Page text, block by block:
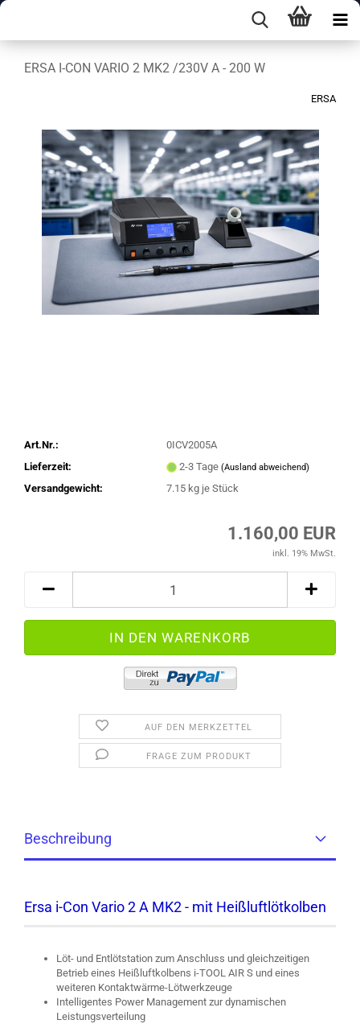
ERSA I-CON VARIO 2 MK2 /230V A - 200 W
ERSA
Art.Nr.:
0ICV2005A
Lieferzeit:
2-3 Tage (Ausland abweichend)
Versandgewicht: 7.15kg je Stück
1.160,00 EUR
inkl. 19% MwSt.
AUF DEN MERKZETTEL
FRAGE ZUM PRODUKT
Beschreibung
Ersa i-Con Vario 2 A MK2 - mit Heißluftlötkolben
Löt- und Entlötstation zum Anschluss und gleichzeitigen
Betrieb eines Heißluftkolbens i-TOOL AIR S und eines
weiteren Kontaktwärme-Lötwerkzeuge
Intelligentes Power Management zur dynamischen
Leistungsverteilung